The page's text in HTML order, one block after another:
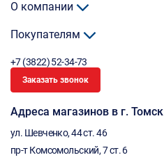
О компании
Покупателям
+7 (3822) 52-34-73
Заказать звонок
Адреса магазинов в г. Томск
ул. Шевченко, 44 ст. 46
пр-т Комсомольский, 7 ст. 6